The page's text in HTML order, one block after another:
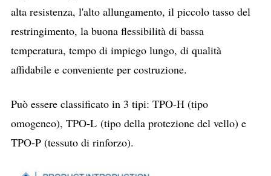
alta resistenza, l'alto allungamento, il piccolo tasso del
restringimento, la buona flessibilità di bassa
temperatura, tempo di impiego lungo, di qualità
affidabile e conveniente per costruzione.
Può essere classificato in 3 tipi: TPO-H (tipo
omogeneo), TPO-L (tipo della protezione del vello) e
TPO-P (tessuto di rinforzo).